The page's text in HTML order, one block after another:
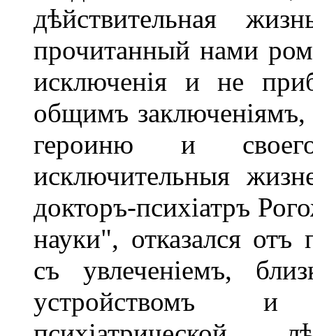
дѣйствительная
прочитанный нами
исключенія и не
общимъ заключеніямъ,
героиню и
исключительныя
докторъ-психіатръ
науки", отказался отъ
съ увлеченіемъ,
устройствомъ и